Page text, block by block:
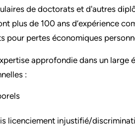
de doctorats et d'autres
plus de 100 ans d’expérience
pour pertes économiques
approfondie dans un
:
licenciement injustifié/